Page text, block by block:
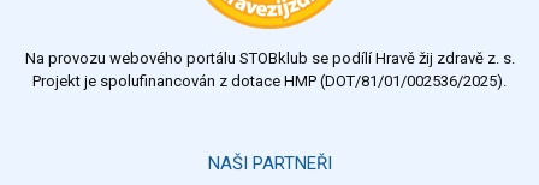
Na provozu webového portálu STOBklub se podílí Hravě žij zdravě z. s.
Projekt je spolufinancován z dotace HMP (DOT/81/01/002536/2025).
NAŠI PARTNEŘI